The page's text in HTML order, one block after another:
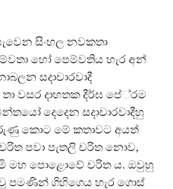
සිංහල නවකතා
හෝ පෙම්වතිය හැර අන්
සදාචාරවාදී
වසර දාහතක දීර්ඝ පේ‍්‍රම
දෙදෙන සදාචාරවාදීහු
කොට මේ කතාවට අයත්
පවා පැතලි චරිත නොව,
මහ පොළොවේ චරිත ය. ඔවුහු
පමණින් ගිහිගෙය හැර ගොස්